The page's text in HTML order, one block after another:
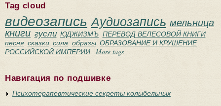
Tag cloud
видеозапись Аудиозапись мельница
книги гусли ЮДЖИЗМЪ ПЕРЕВОД ВЕЛЕСОВОЙ КНИГИ
песня сказки сила образы ОБРАЗОВАНИЕ И КРУШЕНИЕ
РОССИЙСКОЙ ИМПЕРИИ More tags
Навигация по подшивке
Психотерапевтические секреты колыбельных